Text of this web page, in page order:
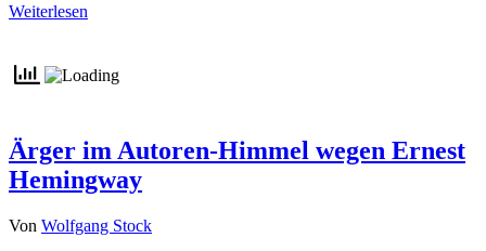
Weiterlesen
Ärger im Autoren-Himmel wegen Ernest
Hemingway
Von Wolfgang Stock